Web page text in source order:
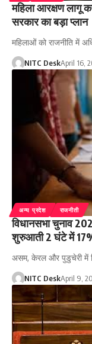
महिला आरक्षण लागू
सरकार का बड़ा प्लान
महिलाओं को राजनीति में
NITC DeskApril 16,
अन्य प्रदेश राजनीती
विधानसभा चुनाव
शुरुआती 2 घंटे में 17%
असम, केरल और पुडुचेरी में
NITC DeskApril 9,